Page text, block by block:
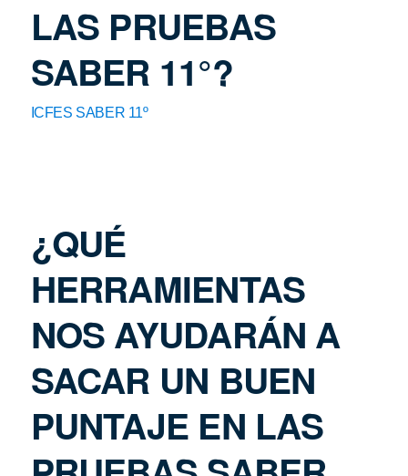
LAS PRUEBAS
SABER 11°?
ICFES SABER 11º
¿QUÉ
HERRAMIENTAS
NOS AYUDARÁN A
SACAR UN BUEN
PUNTAJE EN LAS